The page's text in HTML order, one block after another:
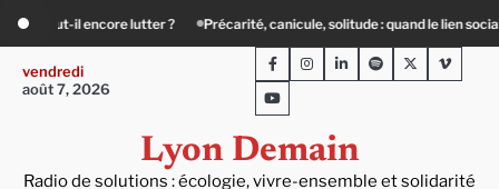
content
canicule, solitude : quand le lien social devient essentiel « Ça chauffe » :
vendredi
août 7, 2026
Lyon Demain
Radio de solutions : écologie, vivre-ensemble et solidarité
FacebookInstagram
LinkedInSpotifyTwitterViméo
Youtube